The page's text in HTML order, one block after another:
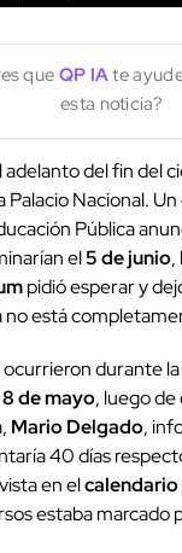
que QP IAte
esta noticia?
del fin del
Palacio Nacional.
Pública
el5 de junio,
pidió esperar y
no está
durante la
8 de mayo, luego
Mario Delgado,
40 días
en el
estaba marcado